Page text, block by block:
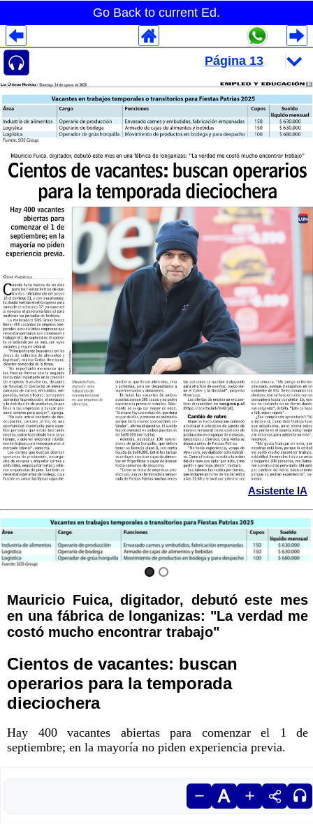
Go Back to current Ed.
Asistente IA
Mauricio Fuica, digitador, debutó este mes
en una fábrica de longanizas: "La verdad me
costó mucho encontrar trabajo"
Cientos de vacantes: buscan
operarios para la temporada
dieciochera
Hay 400 vacantes abiertas para comenzar el 1 de
septiembre; en la mayoría no piden experiencia previa.
Despliegues Analytics
Despliegues Totales
Despliegues por Rubros